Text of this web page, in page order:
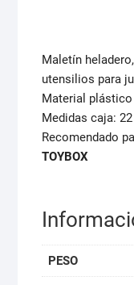
Maletín
utensilios para
Material plástico
Medidas caja:
Recomendado
TOYBOX
PESO